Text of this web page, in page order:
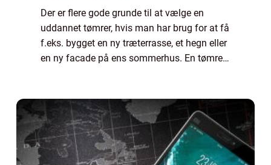
Der er flere gode grunde til at vælge en
uddannet tømrer, hvis man har brug for at få
f.eks. bygget en ny træterrasse, et hegn eller
en ny facade på ens sommerhus. En tømrer